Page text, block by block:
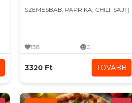
SZEMESBAB, PAPRIKA, CHILI, SAJT)
138 0
3320 Ft TOVÁBB